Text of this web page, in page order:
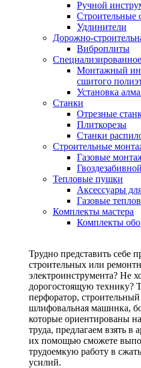
Ручной
Строительные
Удлинители
Дорожно-
Виброплиты
Монтажный
сшитого
Установка
Станки
Отрезные
Плиткорезы
Станки
Строительные
Газовые
Тепловые пушки
Аксессуары
Газовые
Комплекты мастера
Комплекты
Трудно представить себе
строительных или
электроинструмента? Не
дорогостоящую технику?
перфоратор,
шлифовальная машинка,
которые ориентированы
труда, предлагаем взять
их помощью сможете
трудоемкую работу в
усилий.